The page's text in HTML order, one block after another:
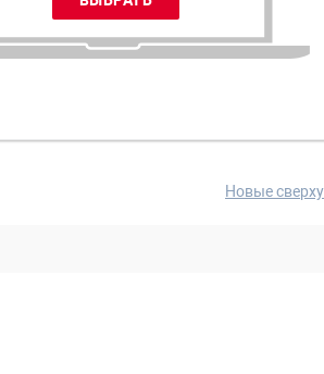
Новые сверху